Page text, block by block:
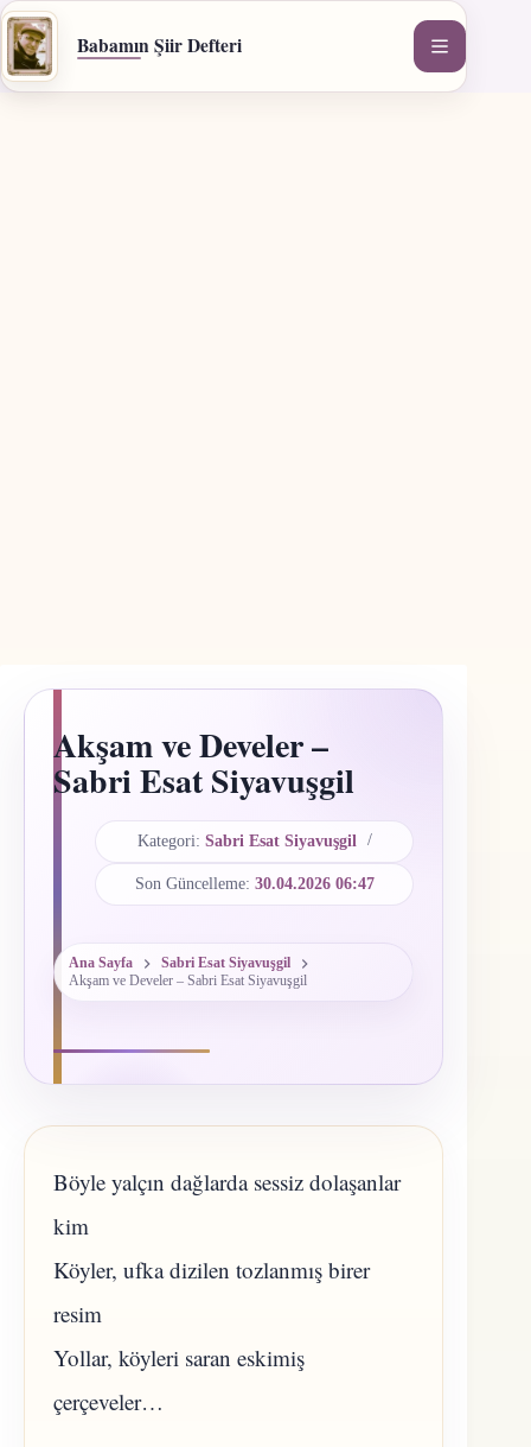
İçeriğe
geç
Babamın Şiir Defteri
Akşam ve Develer –
Sabri Esat Siyavuşgil
Kategori: Sabri Esat Siyavuşgil
Son Güncelleme: 30.04.2026 06:47
Ana Sayfa
Sabri Esat Siyavuşgil
Akşam ve Develer – Sabri Esat Siyavuşgil
Böyle yalçın dağlarda sessiz dolaşanlar
kim
Köyler, ufka dizilen tozlanmış birer
resim
Yollar, köyleri saran eskimiş
çerçeveler…